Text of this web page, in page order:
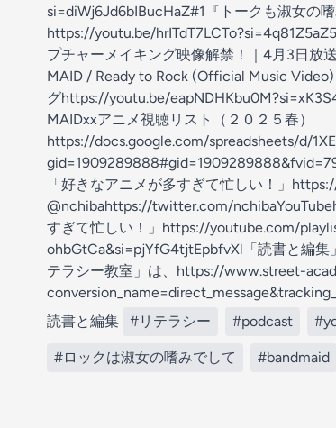
si=diWj6Jd6bIBucHaZ#1『トークも淑女の
https://youtu.be/
プチャーメイキング映像解禁！｜4月3日放
MAID / Ready to Rock (Official Music
グhttps://youtu.be/
MAIDxxアニメ視聴リスト（２０２５春）
https://docs.google.com/spreadsheets/d/
「好きなアニメが多すぎて忙しい！」
@nchibahttps://twitter.com/
すぎて忙しい！」https://youtube.com/
ohbGtCa&si=pjYfG4tjtEpbfvXl「読書と編
テラシー教室」は、https://www.street-
読書と編集
#リテラシー #podcast
#ロックは淑女の嗜みでして #bandmaid